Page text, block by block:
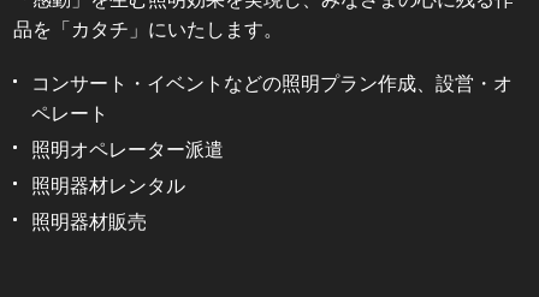
2023.06.27 お知らせ
SDGｓ登録制度 登録事業者になりました(浜松磐田
信用金庫×東京海上日動火災保険)
2023.03.09 お知らせ
健康経営優良法人2023（中小規模法人部門）に認定さ
品を「カタチ」にいたします。
コンサート・イベントなどの照明プラン作成、設営・オ
ペレート
照明オペレーター派遣
照明器材レンタル
照明器材販売